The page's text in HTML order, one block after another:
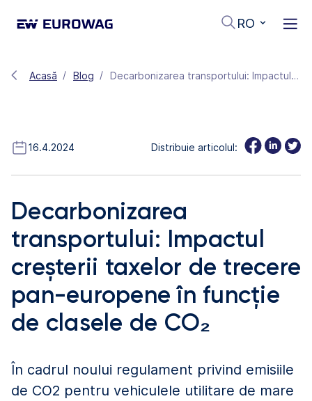
RO
Acasă Blog Decarbonizarea transportului: Impactul creșterii taxelor de trecere pan-europene în funcție de clasele de CO₂
16.4.2024 Distribuie articolul:
Decarbonizarea
transportului: Impactul
creșterii taxelor de trecere
pan-europene în funcție
de clasele de CO₂
În cadrul noului regulament privind emisiile
de CO2 pentru vehiculele utilitare de mare